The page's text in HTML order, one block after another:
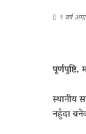
९ वर्ष
स्थानीय
नहुँदा